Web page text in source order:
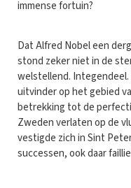
immense fortuin?
Dat Alfred Nobel een
stond zeker niet in de
welstellend. Integendeel.
uitvinder op het gebied
betrekking tot de
Zweden verlaten op de
vestigde zich in Sint
successen, ook daar